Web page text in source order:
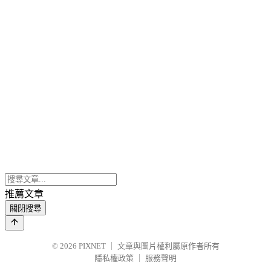
推薦文章
關閉搜尋
© 2026 PIXNET
文章與圖片權利屬原作者所有
隱私權政策
服務聲明